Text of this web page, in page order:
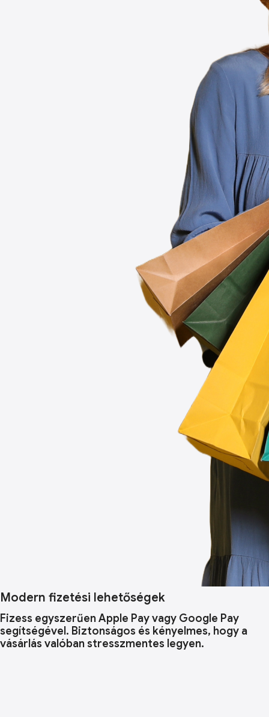
Modern fizetési lehetőségek
Fizess egyszerűen Apple Pay vagy Google Pay
segítségével. Biztonságos és kényelmes, hogy a
vásárlás valóban stresszmentes legyen.